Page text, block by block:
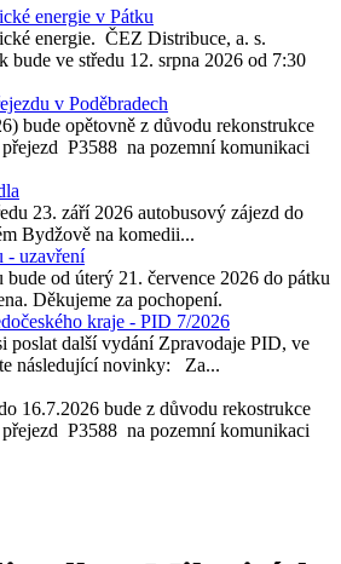
energie v Pátku
energie. ČEZ Distribuce, a. s.
bude ve středu 12. srpna 2026 od 7:30
v Poděbradech
bude opětovně z důvodu rekonstrukce
P3588 na pozemní komunikaci
23. září 2026 autobusový zájezd do
Bydžově na komedii...
- uzavření
od úterý 21. července 2026 do pátku
Děkujeme za pochopení.
kraje - PID 7/2026
poslat další vydání Zpravodaje PID, ve
následující novinky: Za...
16.7.2026 bude z důvodu rekostrukce
P3588 na pozemní komunikaci